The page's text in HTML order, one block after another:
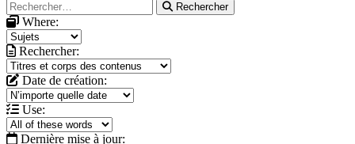
Rechercher
Where:
Rechercher:
Date de création:
Use:
Dernière mise à jour: